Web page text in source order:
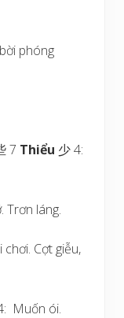
phóng
7 Thiểu 少 4:
Trơn láng.
chơi. Cợt giễu,
Muốn ói.